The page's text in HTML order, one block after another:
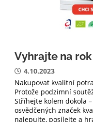
Vyhrajte na rok
4.10.2023
Nakupovat kvalitní
Protože podzimní
Stříhejte kolem dokola
osvědčených značek
nalepujte, posílejte a